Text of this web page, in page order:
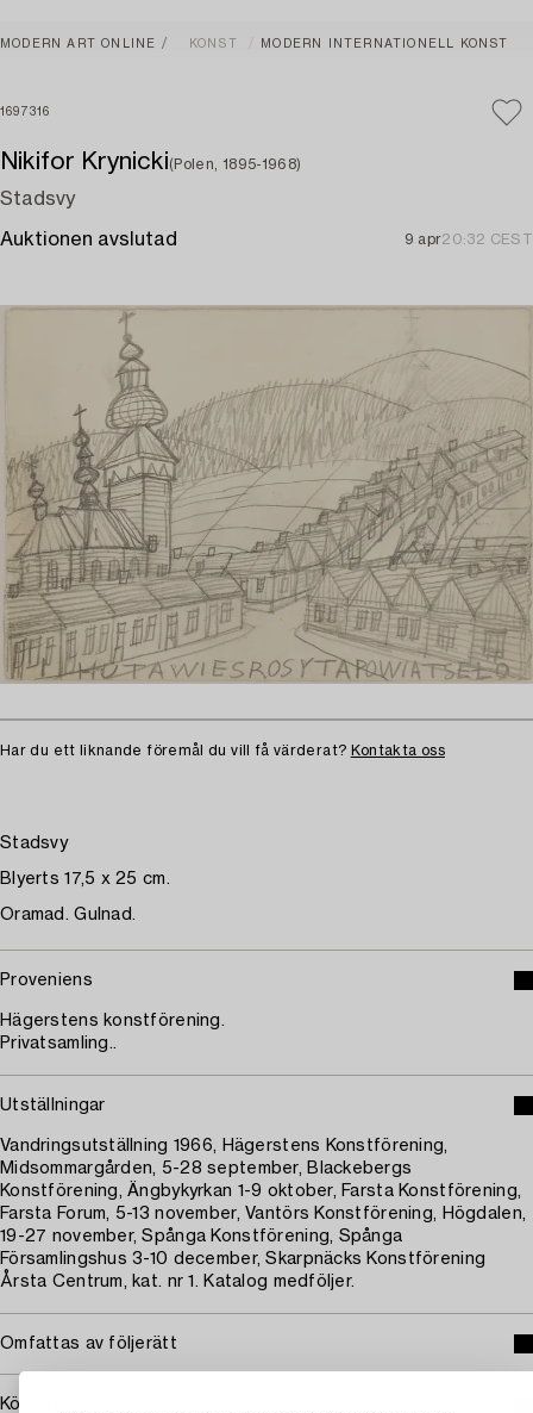
MODERN ART ONLINE KONST MODERN INTERNATIONELL KONST
1697316
Nikifor Krynicki(Polen, 1895-1968)
Stadsvy
Auktionen avslutad 9 apr20:32 CEST
Har du ett liknande föremål du vill få värderat? Kontakta oss
Stadsvy
Blyerts 17,5 x 25 cm.
Oramad. Gulnad.
Proveniens
Hägerstens konstförening.
Privatsamling..
Utställningar
Vandringsutställning 1966, Hägerstens Konstförening,
Midsommargården, 5-28 september, Blackebergs
Konstförening, Ängbykyrkan 1-9 oktober, Farsta Konstförening,
Farsta Forum, 5-13 november, Vantörs Konstförening, Högdalen,
19-27 november, Spånga Konstförening, Spånga
Församlingshus 3-10 december, Skarpnäcks Konstförening
Årsta Centrum, kat. nr 1. Katalog medföljer.
Omfattas av följerätt
Köpinformation